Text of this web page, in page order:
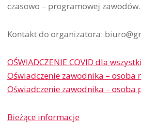
czasowo – programowej zawodów.
Kontakt do organizatora:
OŚWIADCZENIE COVID dla
Oświadczenie zawodnika – osoba
Oświadczenie zawodnika – osoba
Bieżące informacje